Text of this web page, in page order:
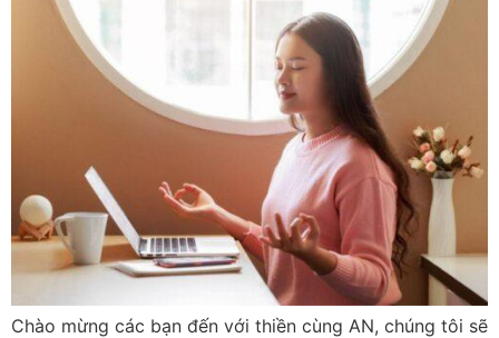
Chào mừng các bạn đến với thiền cùng AN, chúng tôi sẽ